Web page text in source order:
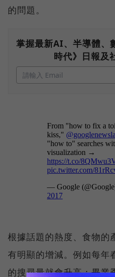
的問題。
掌握最新AI、半導體、
時代》日報及
根據話題的熱度、食物的
有明顯的增減。例如每年
的搜尋量就會升高；畢業